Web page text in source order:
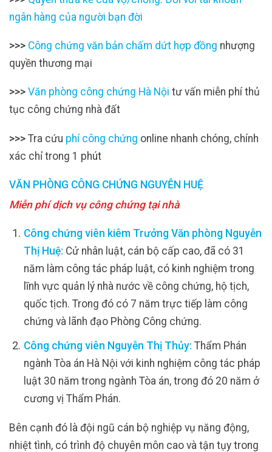
ngân hàng của người bạn đời
>>> Công chứng văn bản chấm dứt hợp đồng nhượng
quyền thương mại
>>> Văn phòng công chứng Hà Nội tư vấn miễn phí thủ
tục công chứng nhà đất
>>> Tra cứu phí công chứng online nhanh chóng, chính
xác chỉ trong 1 phút
VĂN PHÒNG CÔNG CHỨNG NGUYỄN HUỆ
Miễn phí dịch vụ công chứng tại nhà
Công chứng viên kiêm Trưởng Văn phòng Nguyễn
Thị Huệ: Cử nhân luật, cán bộ cấp cao, đã có 31
năm làm công tác pháp luật, có kinh nghiệm trong
lĩnh vực quản lý nhà nước về công chứng, hộ tịch,
quốc tịch. Trong đó có 7 năm trực tiếp làm công
chứng và lãnh đạo Phòng Công chứng.
Công chứng viên Nguyễn Thị Thủy: Thẩm Phán
ngành Tòa án Hà Nội với kinh nghiệm công tác pháp
luật 30 năm trong ngành Tòa án, trong đó 20 năm ở
cương vị Thẩm Phán.
Bên cạnh đó là đội ngũ cán bộ nghiệp vụ năng động,
nhiệt tình, có trình độ chuyên môn cao và tận tụy trong